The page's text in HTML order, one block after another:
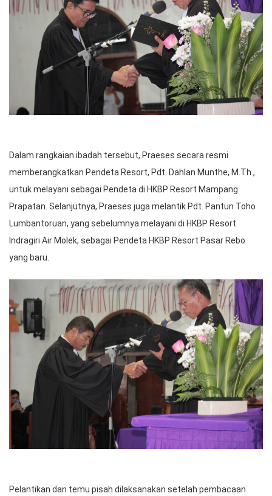
Dalam rangkaian ibadah tersebut, Praeses secara resmi
memberangkatkan Pendeta Resort, Pdt. Dahlan Munthe, M.Th.,
untuk melayani sebagai Pendeta di HKBP Resort Mampang
Prapatan. Selanjutnya, Praeses juga melantik Pdt. Pantun Toho
Lumbantoruan, yang sebelumnya melayani di HKBP Resort
Indragiri Air Molek, sebagai Pendeta HKBP Resort Pasar Rebo
yang baru.
Pelantikan dan temu pisah dilaksanakan setelah pembacaan